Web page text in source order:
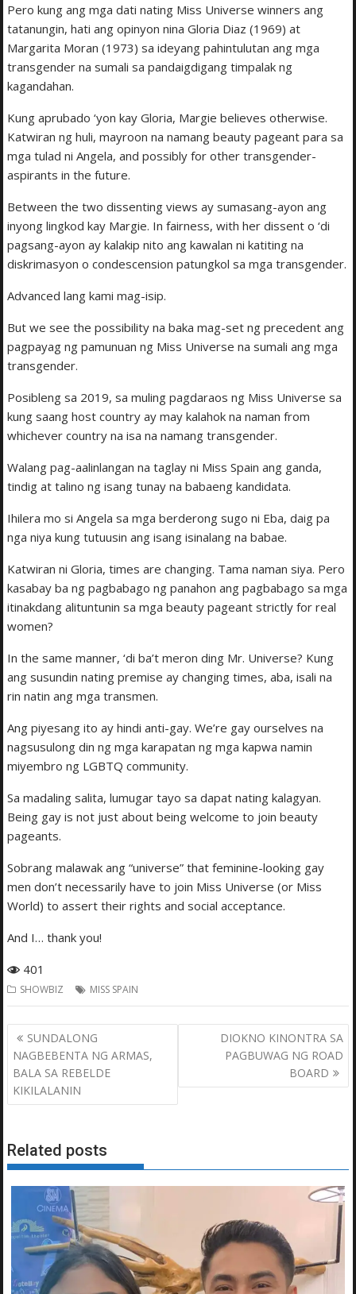
Pero kung ang mga dati nating Miss Universe winners ang
tatanungin, hati ang opinyon nina Gloria Diaz (1969) at
Margarita Moran (1973) sa ideyang pahintulutan ang mga
transgender na sumali sa pandaigdigang timpalak ng
kagandahan.
Kung aprubado ‘yon kay Gloria, Margie believes otherwise.
Katwiran ng huli, mayroon na namang beauty pageant para sa
mga tulad ni Angela, and possibly for other transgender-
aspirants in the future.
Between the two dissenting views ay sumasang-ayon ang
inyong lingkod kay Margie. In fairness, with her dissent o ‘di
pagsang-ayon ay kalakip nito ang kawalan ni katiting na
diskrimasyon o condescension patungkol sa mga transgender.
Advanced lang kami mag-isip.
But we see the possibility na baka mag-set ng precedent ang
pagpayag ng pamunuan ng Miss Universe na sumali ang mga
transgender.
Posibleng sa 2019, sa muling pagdaraos ng Miss Universe sa
kung saang host country ay may kalahok na naman from
whichever country na isa na namang transgender.
Walang pag-aalinlangan na taglay ni Miss Spain ang ganda,
tindig at talino ng isang tunay na babaeng kandidata.
Ihilera mo si Angela sa mga berderong sugo ni Eba, daig pa
nga niya kung tutuusin ang isang isinalang na babae.
Katwiran ni Gloria, times are changing. Tama naman siya. Pero
kasabay ba ng pagbabago ng panahon ang pagbabago sa mga
itinakdang alituntunin sa mga beauty pageant strictly for real
women?
In the same manner, ‘di ba’t meron ding Mr. Universe? Kung
ang susundin nating premise ay changing times, aba, isali na
rin natin ang mga transmen.
Ang piyesang ito ay hindi anti-gay. We’re gay ourselves na
nagsusulong din ng mga karapatan ng mga kapwa namin
miyembro ng LGBTQ community.
Sa madaling salita, lumugar tayo sa dapat nating kalagyan.
Being gay is not just about being welcome to join beauty
pageants.
Sobrang malawak ang “universe” that feminine-looking gay
men don’t necessarily have to join Miss Universe (or Miss
World) to assert their rights and social acceptance.
And I… thank you!
401
SHOWBIZ MISS SPAIN
Post
navigation
SUNDALONG
NAGBEBENTA NG ARMAS,
BALA SA REBELDE
KIKILALANIN
DIOKNO KINONTRA SA
PAGBUWAG NG ROAD
BOARD
Related posts